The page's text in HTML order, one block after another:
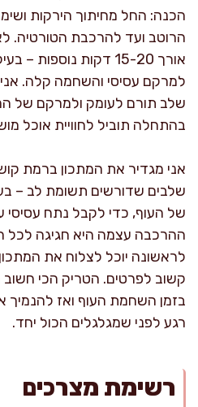
הכנה: החל מחיתוך הירקות
הרוטב ועד להרכבת הטורטיה.
אורך 15-20 דקות
למרקם עסיסי והשחמה קלה.
שלב תורם לעומק ולמרקם של
בהתחלה תוביל לחוויית אוכל
אני מגדיר את המתכון ברמת
שלבים שדורשים תשומת לב –
של העוף, כדי לקבל נתח
ההרכבה עצמה היא חגיגה
לראשונה יוכל לצלוח את
קשוב לפרטים. הטריק הכי חשוב
בזמן השחמת העוף ואז להנמיך
רגע לפני שמגלגלים הכול יחד.
רשימת מצרכים